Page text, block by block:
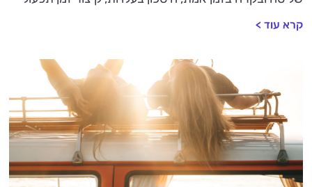
קרא עוד >